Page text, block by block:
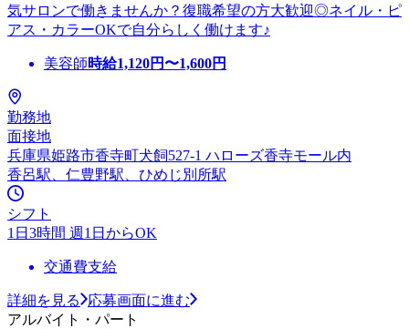
気サロンで働きませんか？復職希望の方大歓迎◎ネイル・ピ
アス・カラーOKで自分らしく働けます♪
美容師時給1,120円〜1,600円
勤務地
面接地
兵庫県姫路市香寺町犬飼527-1 ハローズ香寺モール内
香呂駅、仁豊野駅、ひめじ別所駅
シフト
1日3時間 週1日からOK
交通費支給
詳細を見る
応募画面に進む
アルバイト・パート